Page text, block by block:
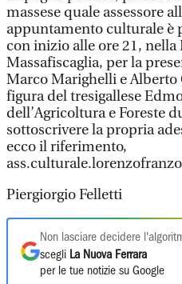
massese quale assessore
appuntamento culturale è
con inizio alle ore 21,
Massafiscaglia, per la
Marco Marighelli e Alberto
figura del tresigallese
dell’Agricoltura e Foreste
sottoscrivere la propria
ecco il riferimento,
Piergiorgio Felletti
Non lasciare decidere
scegli La Nuova Ferrara
per le tue notizie su Google